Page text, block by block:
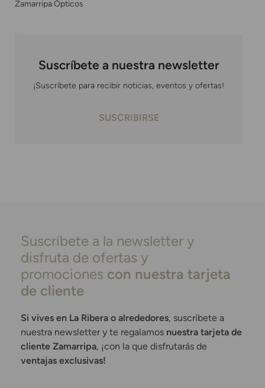
Zamarripa Ópticos
Suscríbete a nuestra newsletter
¡Suscríbete para recibir noticias, eventos y ofertas!
SUSCRIBIRSE
Suscríbete a la newsletter y
disfruta de ofertas y
promociones con nuestra tarjeta
de cliente
Si vives en La Ribera o alrededores, suscríbete a
nuestra newsletter y te regalamos nuestra tarjeta de
cliente Zamarripa, ¡con la que disfrutarás de
ventajas exclusivas!